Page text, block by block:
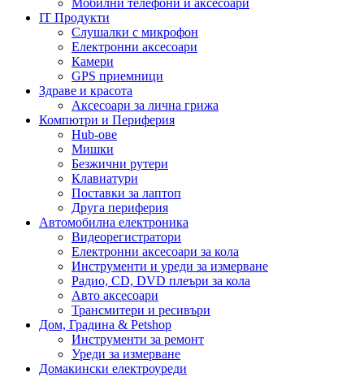
Мобилни телефони и аксесоари
IT Продукти
Слушалки с микрофон
Електронни аксесоари
Камери
GPS приемници
Здраве и красота
Аксесоари за лична грижа
Компютри и Периферия
Hub-ове
Мишки
Безжични рутери
Клавиатури
Поставки за лаптоп
Друга периферия
Автомобилна електроника
Видеорегистратори
Електронни аксесоари за кола
Инструменти и уреди за измерване
Радио, CD, DVD плеъри за кола
Авто аксесоари
Трансмитери и ресивъри
Дом, Градина & Petshop
Инструменти за ремонт
Уреди за измерване
Домакински електроуреди